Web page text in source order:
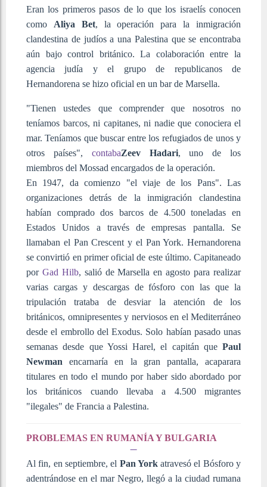
Eran los primeros pasos de lo que los israelís conocen
como Aliya Bet, la operación para la inmigración
clandestina de judíos a una Palestina que se encontraba
aún bajo control británico. La colaboración entre la
agencia judía y el grupo de republicanos de
Hernandorena se hizo oficial en un bar de Marsella.
"Tienen ustedes que comprender que nosotros no
teníamos barcos, ni capitanes, ni nadie que conociera el
mar. Teníamos que buscar entre los refugiados de unos y
otros países", contabaZeev Hadari, uno de los
miembros del Mossad encargados de la operación.
En 1947, da comienzo "el viaje de los Pans". Las
organizaciones detrás de la inmigración clandestina
habían comprado dos barcos de 4.500 toneladas en
Estados Unidos a través de empresas pantalla. Se
llamaban el Pan Crescent y el Pan York. Hernandorena
se convirtió en primer oficial de este último. Capitaneado
por Gad Hilb, salió de Marsella en agosto para realizar
varias cargas y descargas de fósforo con las que la
tripulación trataba de desviar la atención de los
británicos, omnipresentes y nerviosos en el Mediterráneo
desde el embrollo del Exodus. Solo habían pasado unas
semanas desde que Yossi Harel, el capitán que Paul
Newman encarnaría en la gran pantalla, acaparara
titulares en todo el mundo por haber sido abordado por
los británicos cuando llevaba a 4.500 migrantes
"ilegales" de Francia a Palestina.
PROBLEMAS EN RUMANÍA Y BULGARIA
Al fin, en septiembre, el Pan Yorkatravesó el Bósforo y
adentrándose en el mar Negro, llegó a la ciudad rumana